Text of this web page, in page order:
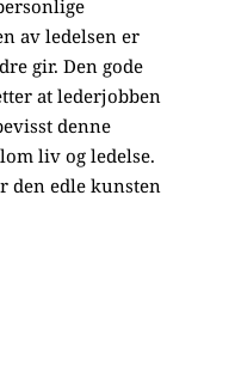
av ledelsen er
gir. Den gode
at lederjobben
denne
liv og ledelse.
den edle kunsten